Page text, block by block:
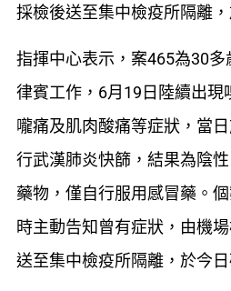
採檢後送至集中檢疫所隔離，
指揮中心表示，案465為30
律賓工作，6月19日陸續出現
嚨痛及肌肉酸痛等症狀，當
行武漢肺炎快篩，結果為陰
藥物，僅自行服用感冒藥。
時主動告知曾有症狀，由機
送至集中檢疫所隔離，於今日